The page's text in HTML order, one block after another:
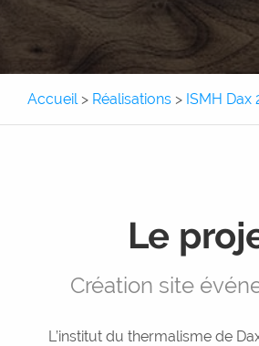
Site internet
Site e-commerce
Application métier
Application mobile
Expérience utilisateur
Accueil> Réalisations > ISMH Dax
Le
Création site
L’institut du thermalisme de